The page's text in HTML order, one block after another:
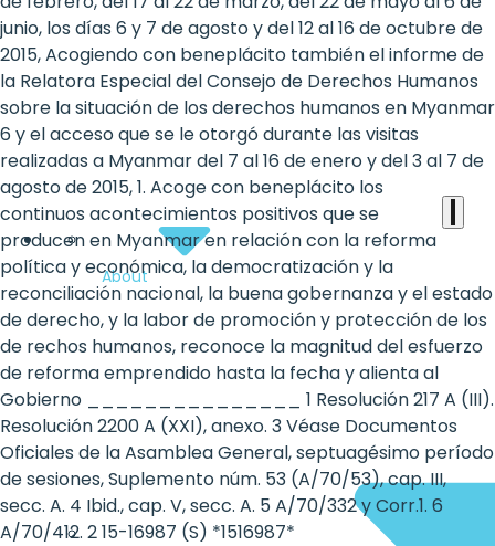
of
the
international
agenda
About
junio, los días 6 y 7 de agosto y del 12 al 16 de octubre de
2015, Acogiendo con beneplácito también el informe de
la Relatora Especial del Consejo de Derechos Humanos
sobre la situación de los derechos humanos en Myanmar
6 y el acceso que se le otorgó durante las visitas
realizadas a Myanmar del 7 al 16 de enero y del 3 al 7 de
agosto de 2015, 1. Acoge con beneplácito los
continuos acontecimientos positivos que se
producen en Myanmar en relación con la reforma
política y económica, la democratización y la
reconciliación nacional, la buena gobernanza y el estado
de derecho, y la labor de promoción y protección de los
de rechos humanos, reconoce la magnitud del esfuerzo
de reforma emprendido hasta la fecha y alienta al
Gobierno _______________ 1 Resolución 217 A (III).
Resolución 2200 A (XXI), anexo. 3 Véase Documentos
Oficiales de la Asamblea General, septuagésimo período
de sesiones, Suplemento núm. 53 (A/70/53), cap. III,
secc. A. 4 Ibid., cap. V, secc. A. 5 A/70/332 y Corr.1. 6
A/70/412. 2 15-16987 (S) *1516987*